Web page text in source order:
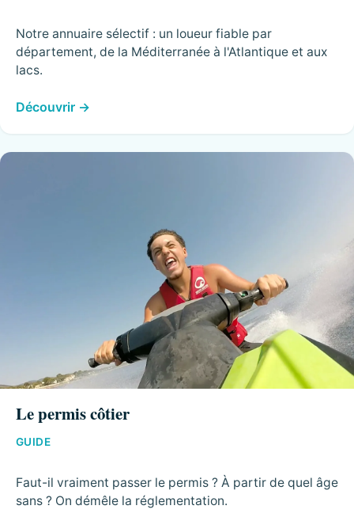
Notre annuaire sélectif : un loueur fiable par
département, de la Méditerranée à l'Atlantique et aux
lacs.
Découvrir
Le permis côtier
GUIDE
Faut-il vraiment passer le permis ? À partir de quel âge
sans ? On démêle la réglementation.